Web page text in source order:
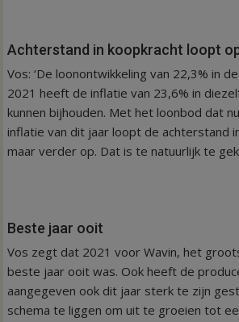
Achterstand in koopkracht loopt
Vos: ‘De loonontwikkeling van 22,3% in
2021 heeft de inflatie van 23,6% in
kunnen bijhouden. Met het loonbod dat
inflatie van dit jaar loopt de achterstand
maar verder op. Dat is te natuurlijk te
Beste jaar ooit
Vos zegt dat 2021 voor Wavin, het
beste jaar ooit was. Ook heeft de
aangegeven ook dit jaar sterk te zijn
schema te liggen om uit te groeien tot